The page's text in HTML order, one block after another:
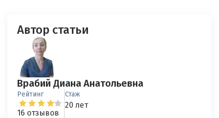
Автор статьи
Врабий Диана Анатольевна
Рейтинг
16 отзывов
Стаж
20 лет